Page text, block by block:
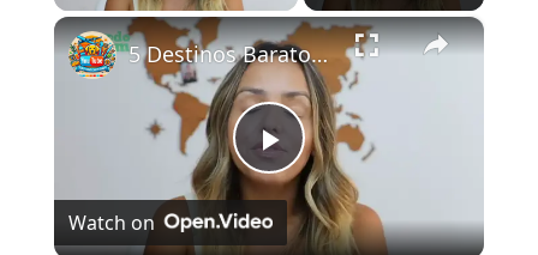
×
Play Video
5 Destinos Baratos no Brasil Para Conhecer e Amar! 🇧🇷✨
Watch on